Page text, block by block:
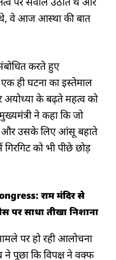
पर सवाल उठाते थे और
थे, वे आज आस्था की बात
करते हुए
ही घटना का इस्तेमाल
अयोध्या के बढ़ते महत्व को
ने कहा कि जो
और उसके लिए आंसू बहाते
को भी पीछे छोड़
राम मंदिर से
पर साधा तीखा निशाना
पर हो रही आलोचना
पूछा कि विपक्ष ने वक्फ